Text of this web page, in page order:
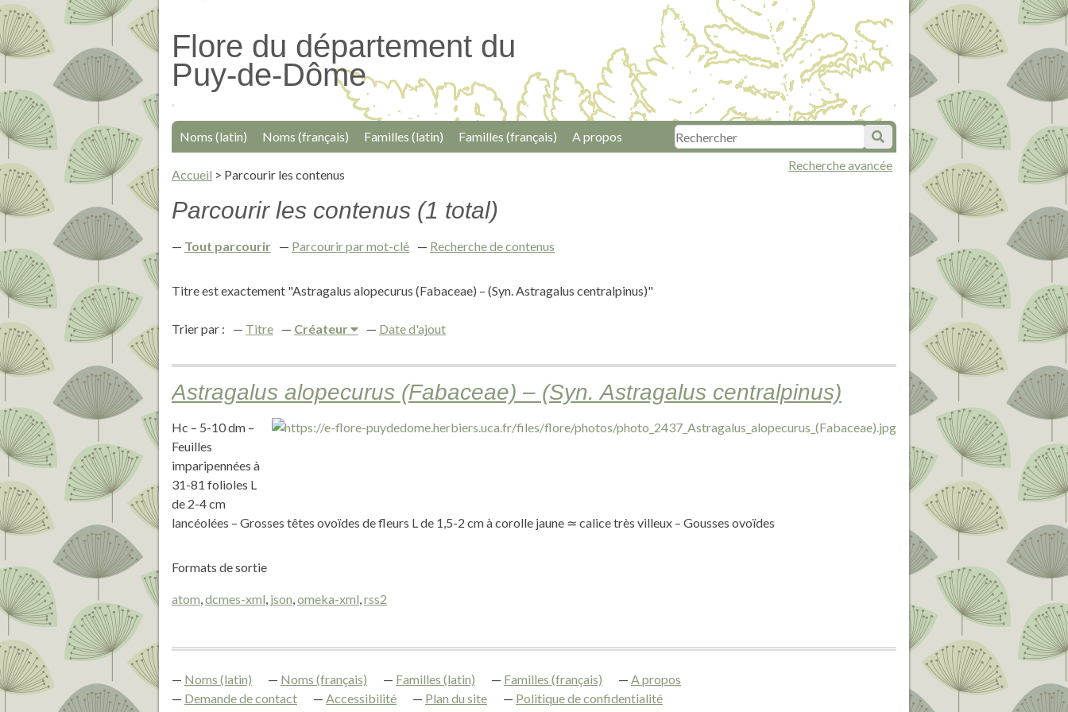
Passer
au
contenu
Flore du département du
Puy-de-Dôme
Recherche avancée
Noms (latin) Noms (français) Familles (latin) Familles (français) A propos
Accueil > Parcourir les contenus
Parcourir les contenus (1 total)
Tout parcourir Parcourir par mot-clé Recherche de contenus
Titre est exactement "Astragalus alopecurus (Fabaceae) – (Syn. Astragalus centralpinus)"
Trier par : Titre Créateur Date d'ajout
Astragalus alopecurus (Fabaceae) – (Syn. Astragalus centralpinus)
Hc – 5-10 dm –
Feuilles
imparipennées à
31-81 folioles L
de 2-4 cm
lancéolées – Grosses têtes ovoïdes de fleurs L de 1,5-2 cm à corolle jaune ≃ calice très villeux – Gousses ovoïdes
Formats de sortie
atom,dcmes-xml, json,omeka-xml,rss2
Noms (latin) Noms (français) Familles (latin) Familles (français)
A propos
Demande de contact
Accessibilité Plan du site Politique de confidentialité